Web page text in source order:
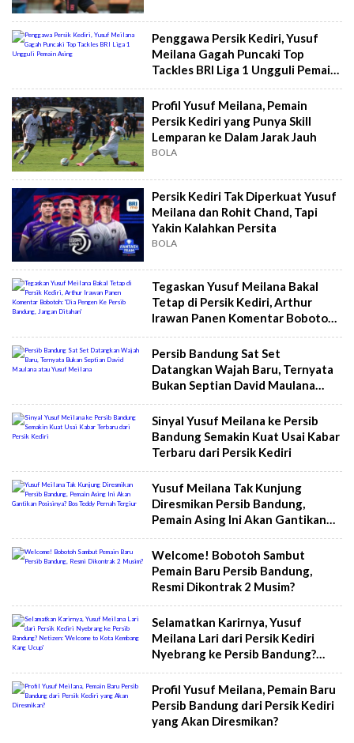
Penggawa Persik Kediri, Yusuf
Meilana Gagah Puncaki Top
Tackles BRI Liga 1 Ungguli Pemain
Asing
Profil Yusuf Meilana, Pemain
Persik Kediri yang Punya Skill
Lemparan ke Dalam Jarak Jauh
BOLA
Persik Kediri Tak Diperkuat Yusuf
Meilana dan Rohit Chand, Tapi
Yakin Kalahkan Persita
BOLA
Tegaskan Yusuf Meilana Bakal
Tetap di Persik Kediri, Arthur
Irawan Panen Komentar Bobotoh:
'Dia Pengen Ke Persib Bandung,
Jangan Ditahan'
Persib Bandung Sat Set
Datangkan Wajah Baru, Ternyata
Bukan Septian David Maulana
atau Yusuf Meilana
Sinyal Yusuf Meilana ke Persib
Bandung Semakin Kuat Usai Kabar
Terbaru dari Persik Kediri
Yusuf Meilana Tak Kunjung
Diresmikan Persib Bandung,
Pemain Asing Ini Akan Gantikan
Posisinya? Bos Teddy Pernah
Tergiur
Welcome! Bobotoh Sambut
Pemain Baru Persib Bandung,
Resmi Dikontrak 2 Musim?
Selamatkan Karirnya, Yusuf
Meilana Lari dari Persik Kediri
Nyebrang ke Persib Bandung?
Netizen: 'Welcome to Kota
Kembang Kang Ucup'
Profil Yusuf Meilana, Pemain Baru
Persib Bandung dari Persik Kediri
yang Akan Diresmikan?